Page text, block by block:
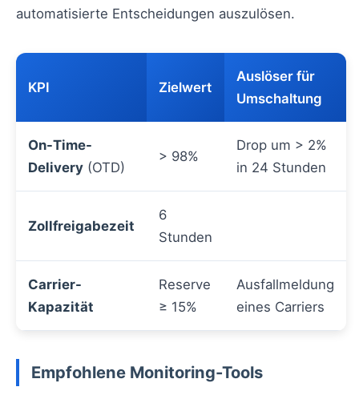
automatisierte Entscheidungen auszulösen.
KPI Zielwert
Auslöser für
Umschaltung
On-Time-
Delivery (OTD)
> 98%
Drop um > 2%
in 24 Stunden
Zollfreigabezeit
6
Stunden
Carrier-
Kapazität
Reserve
≥ 15%
Ausfallmeldung
eines Carriers
Empfohlene Monitoring-Tools